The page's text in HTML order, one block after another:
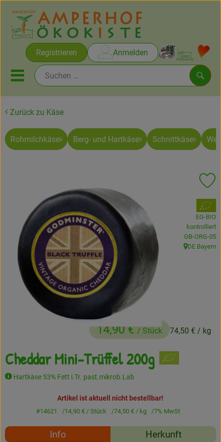
Registrieren Anmelden
Mobiles Menu öffnen oder
Rezepte
Obst & Gemüse
Frisches
Angebote
Haltbares
Getränke
Naturkosmetik
Gratis Ökokiste im Wert von 25 Euro
Veranstaltungen
Zurück zu Käse
Rohmilchkäse Berg- und Hartkäse Schnittkäse
Cheddar Mini-Trüffel 200g
Hartkäse 53% Fett i.Tr. past.mikrob.Lab
14,90 €/ Stück 74,50 € / kg
, Verband:
EG-BIO
kontrolliert
,GB-ORG-05
, Herkunft:
DE Bayern
Artikel ist aktuell nicht bestellbar!
#14621 14,90 € / Stück 74,50 € / kg 7% MwSt
Rezepte
Info Herkunft